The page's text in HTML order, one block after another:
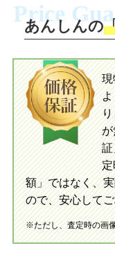
入金完了
初めての方へ
Price
あんしんの
現
証
額」ではなく、
ので、安心して
※ただし、査定時の画